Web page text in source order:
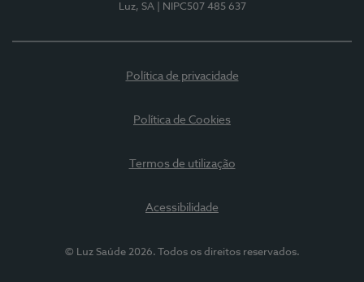
Luz, SA
| NIPC507 485 637
Política de privacidade
Política de Cookies
Termos de utilização
Acessibilidade
© Luz Saúde 2026. Todos os direitos reservados.